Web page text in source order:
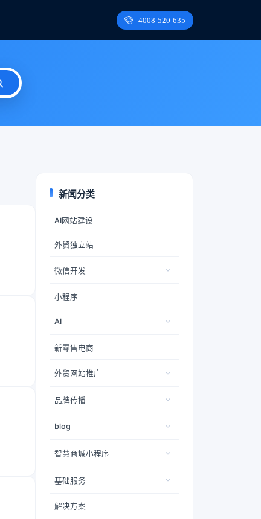
4008-520-635
新闻分类
AI网站建设
外贸独立站
微信开发
小程序
AI
新零售电商
外贸网站推广
品牌传播
blog
智慧商城小程序
基础服务
解决方案